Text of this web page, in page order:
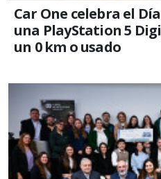
Car One celebra el
una PlayStation 5
un 0 km o usado